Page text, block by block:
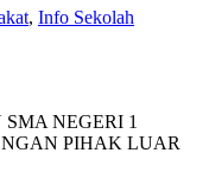
, Info Sekolah
NEGERI 1
PIHAK LUAR